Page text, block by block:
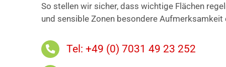
So stellen wir sicher, dass wichtige Flächen
und sensible Zonen besondere Aufmerksamkeit
Tel: +49 (0) 7031 49 23 252